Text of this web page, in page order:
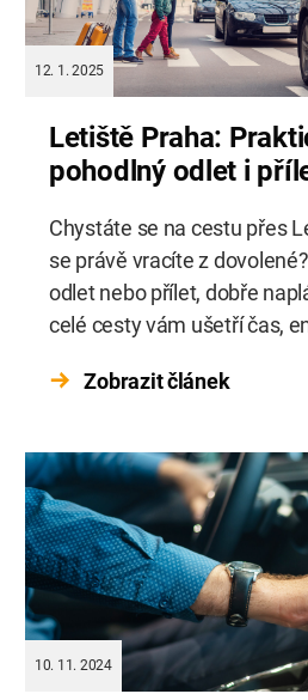
12. 1. 2025
Letiště Praha:
pohodlný odlet i
Chystáte se na cestu přes
se právě vracíte z
odlet nebo přílet, dobře
celé cesty vám ušetří čas,
od přípravy na odlet, balení
domů po příletu. […]
Zobrazit článek
10. 11. 2024